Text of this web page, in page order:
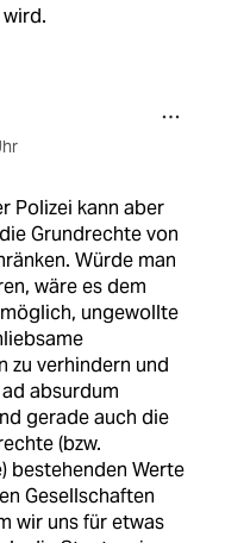
Polizei kann aber
Grundrechte von
Würde man
wäre es dem
ungewollte
zu verhindern und
absurdum
gerade auch die
(bzw.
bestehenden Werte
Gesellschaften
wir uns für etwas